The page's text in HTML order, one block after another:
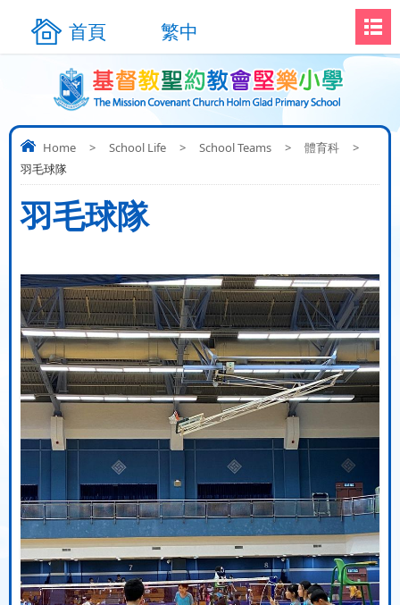
首頁 繁中
Home > School Life > School Teams > 體育科
>
羽毛球隊
羽毛球隊